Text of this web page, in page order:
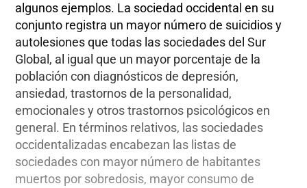
algunos ejemplos. La sociedad occidental en su
conjunto registra un mayor número de suicidios y
autolesiones que todas las sociedades del Sur
Global, al igual que un mayor porcentaje de la
población con diagnósticos de depresión,
ansiedad, trastornos de la personalidad,
emocionales y otros trastornos psicológicos en
general. En términos relativos, las sociedades
occidentalizadas encabezan las listas de
sociedades con mayor número de habitantes
muertos por sobredosis, mayor consumo de